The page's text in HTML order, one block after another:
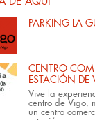
PARKING LA
CENTRO
ESTACIÓN DE
Vive la
centro de Vigo,
un centro